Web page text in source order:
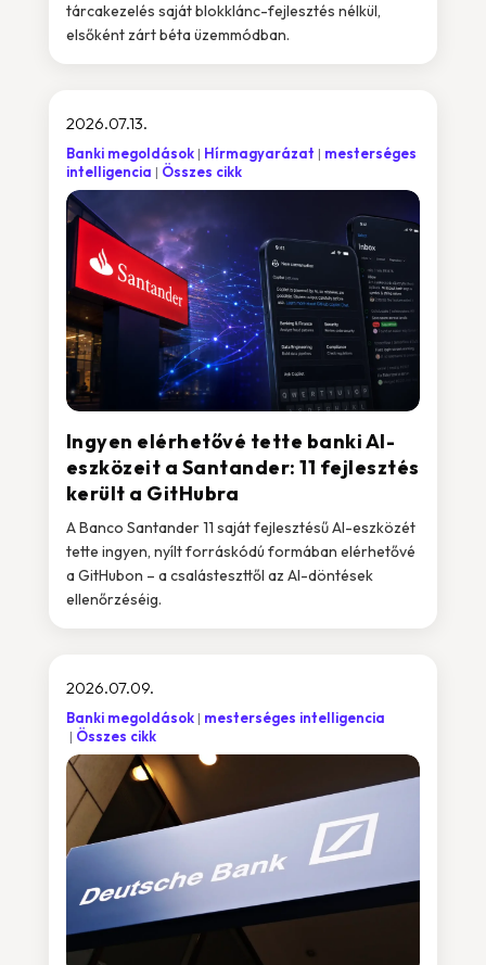
tárcakezelés saját blokklánc-fejlesztés nélkül,
elsőként zárt béta üzemmódban.
Ingyen elérhetővé tette banki AI-
eszközeit a Santander: 11 fejlesztés
került a GitHubra
2026.07.13.
Banki megoldások Hírmagyarázat
mesterséges
intelligencia
Összes cikk
A Banco Santander 11 saját fejlesztésű AI-eszközét
tette ingyen, nyílt forráskódú formában elérhetővé
a GitHubon – a csalásteszttől az AI-döntések
ellenőrzéséig.
2026.07.09.
Banki megoldások
mesterséges intelligencia
Összes cikk